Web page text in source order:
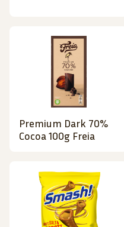
Premium Dark 70%
Cocoa 100g Freia